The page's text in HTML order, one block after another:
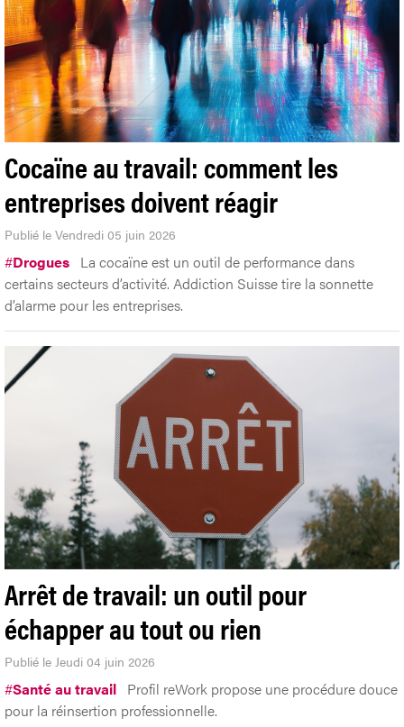
Cocaïne au travail: comment les
entreprises doivent réagir
Publié le Vendredi 05 juin 2026
#Drogues La cocaïne est un outil de performance dans
certains secteurs d’activité. Addiction Suisse tire la sonnette
d’alarme pour les entreprises.
Arrêt de travail: un outil pour
échapper au tout ou rien
Publié le Jeudi 04 juin 2026
#Santé au travail Profil reWork propose une procédure douce
pour la réinsertion professionnelle.